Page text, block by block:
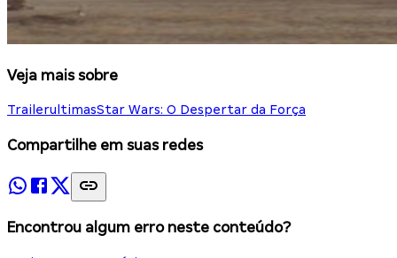
Veja mais sobre
TrailerultimasStar Wars: O Despertar da Força
Compartilhe em suas redes
Encontrou algum erro neste conteúdo?